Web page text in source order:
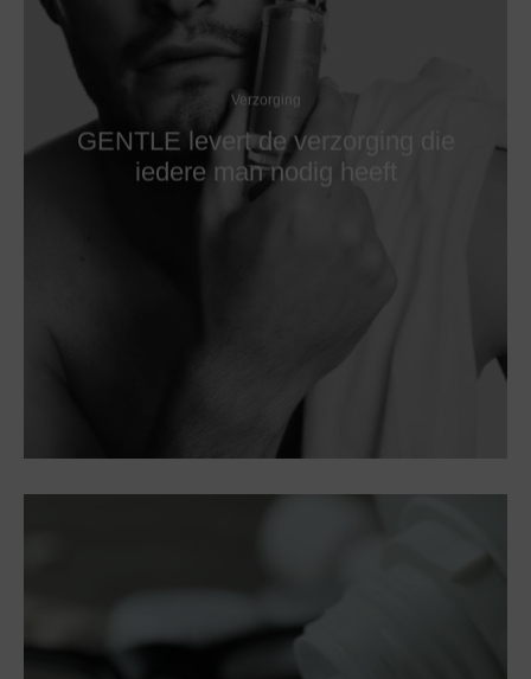
Verzorging
GENTLE levert de verzorging die
iedere man nodig heeft